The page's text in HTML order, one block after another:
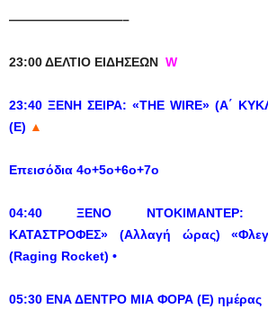
—————————–
23:00 ΔΕΛΤΙΟ ΕΙΔΗΣΕΩΝ W
23:40 ΞΕΝΗ ΣΕΙΡΑ: «THE WIRE» (Α΄
(Ε) ▲
Eπεισόδια 4ο+5ο+6ο+7ο
04:40 ΞΕΝΟ ΝΤΟΚΙΜΑΝΤΕΡ:
ΚΑΤΑΣΤΡΟΦΕΣ» (Αλλαγή ώρας)
(Raging Rocket) •
05:30 ΕΝΑ ΔΕΝΤΡΟ ΜΙΑ ΦΟΡΑ (Ε) ημέρας